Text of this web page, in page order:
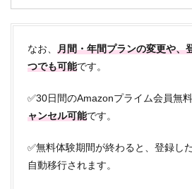
なお、 月間・年間プランの変更や、
つでも可能です。
✅30日間のAmazonプライム会員無料
ャンセル可能です。
✅無料体験期間が終わると、登録し
自動移行されます。